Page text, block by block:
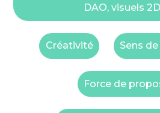
DAO, visuels
Créativité Sens
Force de